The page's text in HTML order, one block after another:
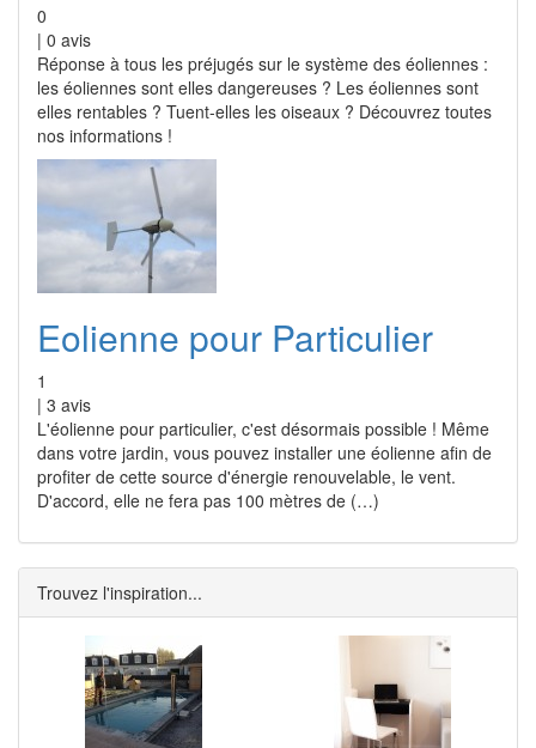
0
| 0 avis
Réponse à tous les préjugés sur le système des éoliennes :
les éoliennes sont elles dangereuses ? Les éoliennes sont
elles rentables ? Tuent-elles les oiseaux ? Découvrez toutes
nos informations !
Eolienne pour Particulier
1
| 3 avis
L'éolienne pour particulier, c'est désormais possible ! Même
dans votre jardin, vous pouvez installer une éolienne afin de
profiter de cette source d'énergie renouvelable, le vent.
D'accord, elle ne fera pas 100 mètres de (…)
Trouvez l'inspiration...